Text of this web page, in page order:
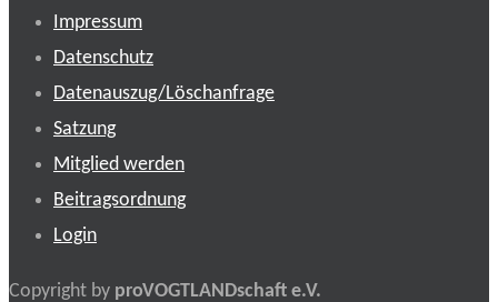
Impressum
Datenschutz
Datenauszug/Löschanfrage
Satzung
Mitglied werden
Beitragsordnung
Login
Copyright by proVOGTLANDschaft e.V.